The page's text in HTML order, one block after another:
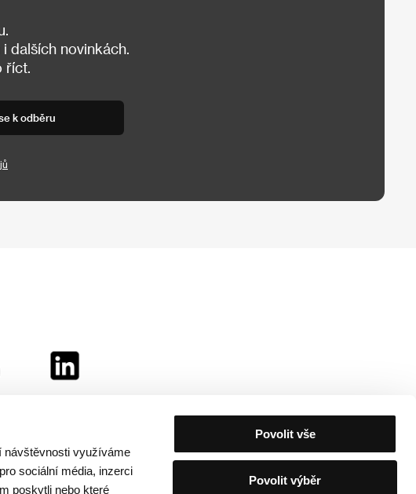
návštěvnosti využíváme
sociální média, inzerci
poskytli nebo které
Povolit vše
Povolit výběr
dalších novinkách.
říct.
k odběru
projekty: